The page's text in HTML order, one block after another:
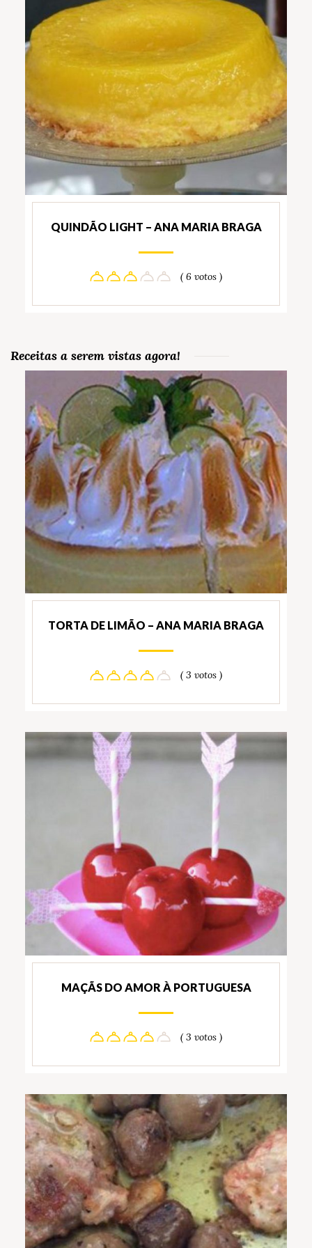
QUINDÃO LIGHT – ANA MARIA BRAGA
( 6 votos )
Receitas a serem vistas agora!
TORTA DE LIMÃO – ANA MARIA BRAGA
( 3 votos )
MAÇÃS DO AMOR À PORTUGUESA
( 3 votos )